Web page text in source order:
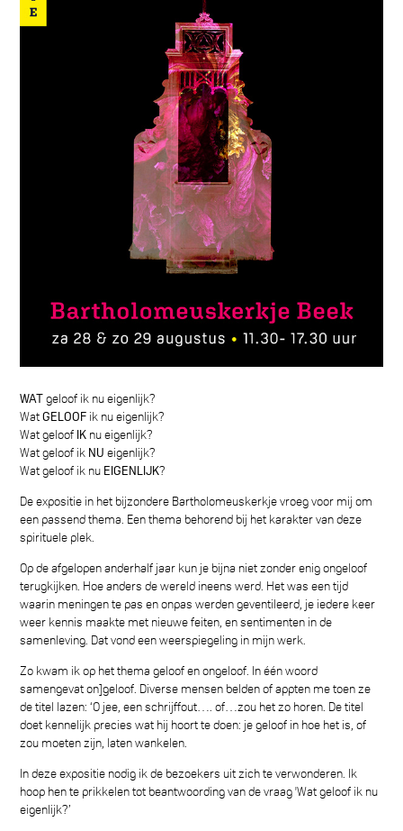
WATgeloof ik nu eigenlijk?
WatGELOOF ik nu eigenlijk?
Wat geloof IK nu eigenlijk?
Wat geloof ik NU eigenlijk?
Wat geloof ik nu EIGENLIJK?
De expositie in het bijzondere Bartholomeuskerkje vroeg voor mij om
een passend thema. Een thema behorend bij het karakter van deze
spirituele plek.
Op de afgelopen anderhalf jaar kun je bijna niet zonder enig ongeloof
terugkijken. Hoe anders de wereld ineens werd. Het was een tijd
waarin meningen te pas en onpas werden geventileerd, je iedere keer
weer kennis maakte met nieuwe feiten, en sentimenten in de
samenleving. Dat vond een weerspiegeling in mijn werk.
Zo kwam ik op het thema geloof en ongeloof. In één woord
samengevat on]geloof. Diverse mensen belden of appten me toen ze
de titel lazen: ‘O jee, een schrijffout…. of…zou het zo horen. De titel
doet kennelijk precies wat hij hoort te doen: je geloof in hoe het is, of
zou moeten zijn, laten wankelen.
In deze expositie nodig ik de bezoekers uit zich te verwonderen. Ik
hoop hen te prikkelen tot beantwoording van de vraag 'Wat geloof ik nu
eigenlijk?’